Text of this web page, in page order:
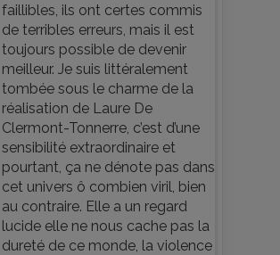
faillibles, ils ont certes commis
de terribles erreurs, mais il est
toujours possible de devenir
meilleur. Je suis littéralement
tombée sous le charme de la
réalisation de Laure De
Clermont-Tonnerre, c’est d’une
sensibilité extraordinaire et
pourtant, ça ne dénote pas dans
cet univers ô combien viril, bien
au contraire. Elle a un regard
lucide elle ne nous cache pas la
dureté de ce monde, la violence